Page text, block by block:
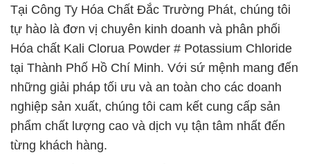
Tại Công Ty Hóa Chất Đắc Trường Phát, chúng tôi
tự hào là đơn vị chuyên kinh doanh và phân phối
Hóa chất Kali Clorua Powder # Potassium Chloride
tại Thành Phố Hồ Chí Minh. Với sứ mệnh mang đến
những giải pháp tối ưu và an toàn cho các doanh
nghiệp sản xuất, chúng tôi cam kết cung cấp sản
phẩm chất lượng cao và dịch vụ tận tâm nhất đến
từng khách hàng.